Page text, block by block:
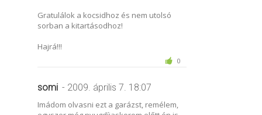
Gratulálok a kocsidhoz és nem utolsó
sorban a kitartásodhoz!
Hajrá!!!
0
somi - 2009. április 7. 18:07
Imádom olvasni ezt a garázst, remélem,